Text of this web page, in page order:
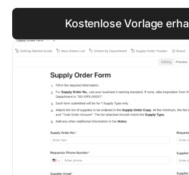
Kostenlose Vorlage